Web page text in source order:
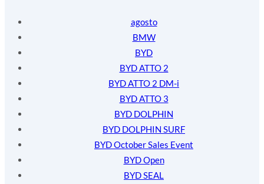
agosto
BMW
BYD
BYD ATTO 2
BYD ATTO 2 DM-i
BYD ATTO 3
BYD DOLPHIN
BYD DOLPHIN SURF
BYD October Sales Event
BYD Open
BYD SEAL